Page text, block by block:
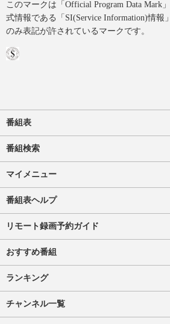
このマークは「Official Program Data Mark
式情報である「SI(Service Information)情報
のみ表記が許されているマークです。
番組表
番組検索
マイメニュー
番組表ヘルプ
リモート録画予約ガイド
おすすめ番組
ランキング
チャンネル一覧